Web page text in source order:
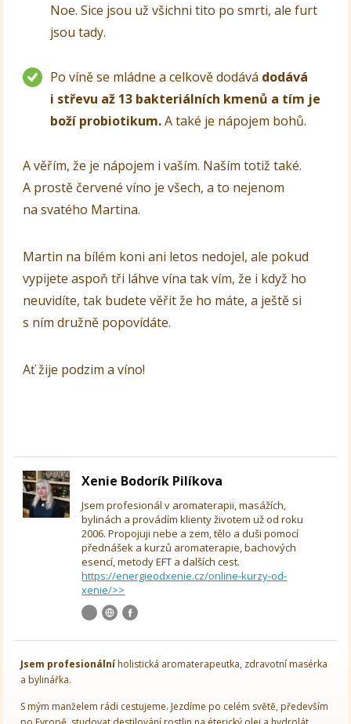
Noe. Sice jsou už všichni tito po smrti, ale furt
jsou tady.
Po víně se mládne a celkově dodává dodává
i střevu až 13 bakteriálních kmenů a tím je
boží probiotikum.A také je nápojem bohů.
A věřím, že je nápojem i vaším. Naším totiž také.
A prostě červené víno je všech, a to nejenom
na svatého Martina.
Martin na bílém koni ani letos nedojel, ale pokud
vypijete aspoň tři láhve vína tak vím, že i když ho
neuvidíte, tak budete věřit že ho máte, a ještě si
s ním družně popovídáte.
Ať žije podzim a víno!
Xenie Bodorík Pilíkova
Jsem profesionál v aromaterapii, masážích,
bylinách a provádím klienty životem už od roku
2006. Propojuji nebe a zem, tělo a duši pomocí
přednášek a kurzů aromaterapie, bachových
esencí, metody EFT a dalších cest.
https://energieodxenie.cz/online-kurzy-od-
xenie/>>
Jsem profesionálníholistická aromaterapeutka, zdravotní masérka
a bylinářka.
S mým manželem rádi cestujeme. Jezdíme po celém světě, především